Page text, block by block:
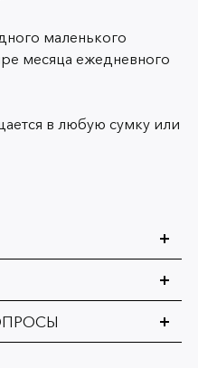
маленького
месяца ежедневного
в любую сумку или